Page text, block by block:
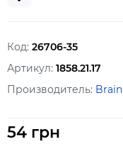
Код: 26706-35
Артикул: 1858.21.17
Производитель: Brain
54 грн